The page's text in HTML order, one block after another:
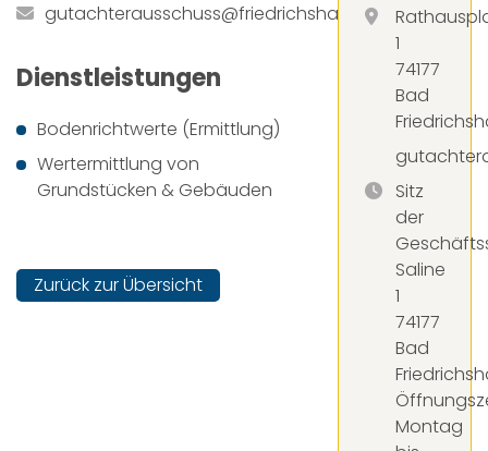
gutachterausschuss@friedrichshall.de
Dienstleistungen
Bodenrichtwerte (Ermittlung)
Wertermittlung von
Grundstücken & Gebäuden
Zurück zur Übersicht
1
74177
Bad
Sitz
der
Saline
1
74177
Bad
Montag